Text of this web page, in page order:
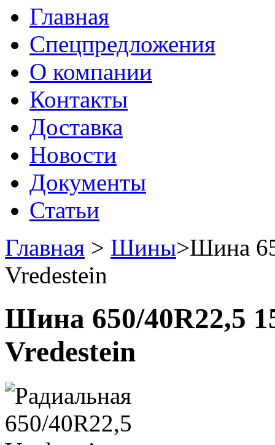
Главная
Спецпредложения
О компании
Контакты
Доставка
Новости
Документы
Статьи
Главная > Шины>Шина
Vredestein
Шина 650/40R22,5
Vredestein